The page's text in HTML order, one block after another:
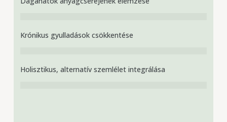
Krónikus gyulladások csökkentése
Holisztikus, alternatív szemlélet integrálása